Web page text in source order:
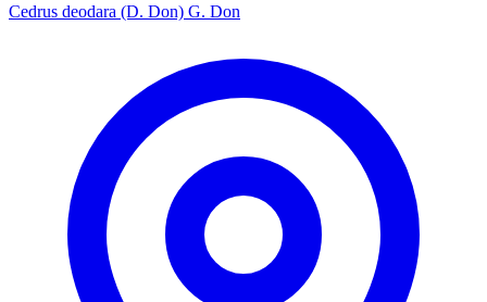
Cedrus deodara (D. Don) G. Don